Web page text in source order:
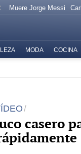
Muere Jorge Messi
MODA COCINA
casero